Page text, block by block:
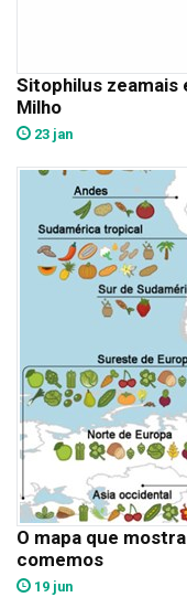
Sitophilus zeamais
Milho
23 jan
O mapa que
comemos
19 jun